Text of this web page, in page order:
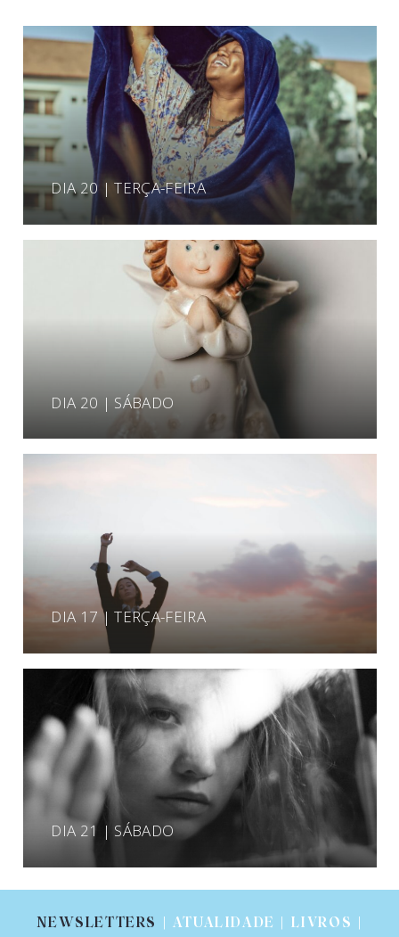
DIA 20 | TERÇA-FEIRA
DIA 20 | SÁBADO
DIA 17 | TERÇA-FEIRA
DIA 21 | SÁBADO
NEWSLETTERS
| ATUALIDADE | LIVROS |